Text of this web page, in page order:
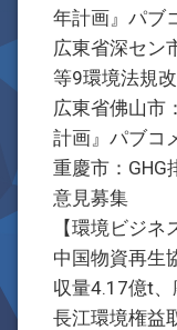
年計画』パブ
広東省深セン
等9環境法規
広東省佛山市
計画』パブコ
重慶市：GHG
意見募集
【環境ビジネ
中国物資再生
収量4.17億t、
長江環境権益